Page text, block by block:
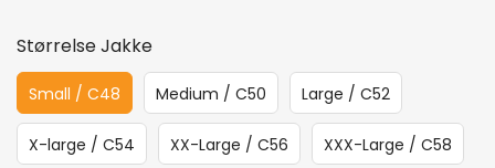
Størrelse Jakke
Small / C48 Medium / C50 Large / C52
X-large / C54 XX-Large / C56 XXX-Large / C58